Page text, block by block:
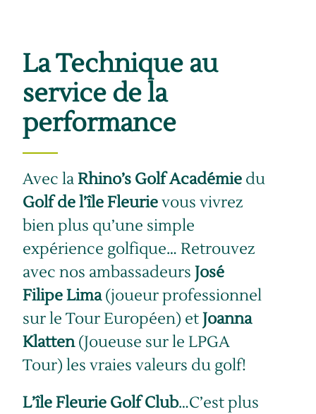
La Technique au
service de la
performance
Avec laRhino’s Golf Académie du
Golf de l’île Fleurievous vivrez
bien plus qu’une simple
expérience golfique… Retrouvez
avec nos ambassadeurs José
Filipe Lima(joueur professionnel
sur le Tour Européen) etJoanna
Klatten(Joueuse sur le LPGA
Tour) les vraies valeurs du golf!
L’île Fleurie Golf Club…C’est plus